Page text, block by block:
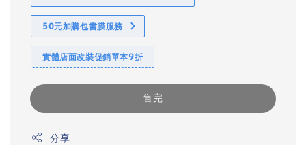
50元加購包書膜服務
實體店面改裝促銷單本9折
售完
分享